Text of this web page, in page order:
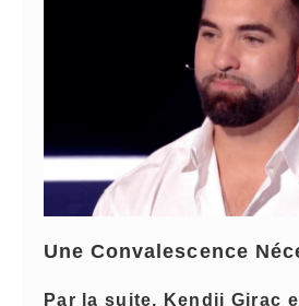
Une Convalescence
Par la suite, Kendji Girac